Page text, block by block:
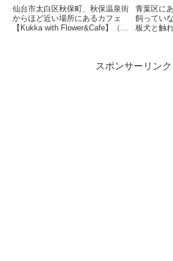
Flower&Cafe】
仙台市太白区秋保町、秋保温泉街
からほど近い場所にあるカフェ
【Kukka with Flower&Cafe】（ク
してきたよ！飼い主です今回は
青葉区に
飼ってい
板犬と触
す！。こ
スポンサーリンク